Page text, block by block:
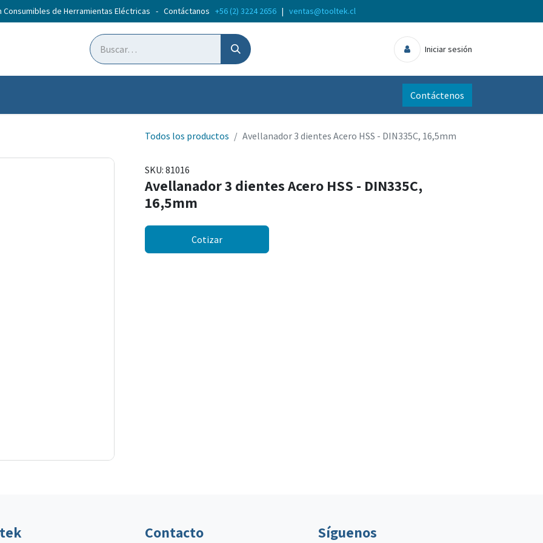
Consumibles de Herramientas Eléctricas - Contáctanos +56 (2) 3224 2656 | ventas@tooltek.cl
Iniciar sesión
Contáctenos
Todos los productos Avellanador 3 dientes Acero HSS - DIN335C, 16,5mm
SKU: 81016
Avellanador 3 dientes Acero HSS - DIN335C,
16,5mm
Cotizar
Contacto Síguenos